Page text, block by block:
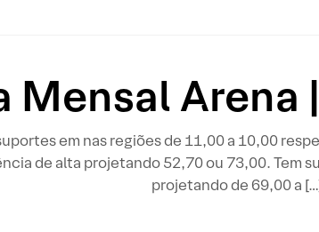
Mensal Arena
em nas regiões de 11,00 a 10,00
de alta projetando 52,70 ou 73,00. Tem
projetando de 69,00 a